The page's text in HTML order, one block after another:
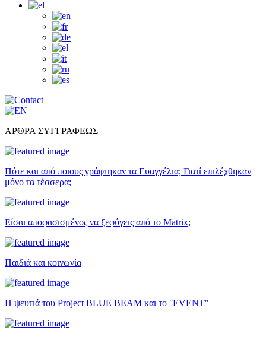
ΑΡΘΡΑ ΣΥΓΓΡΑΦΕΩΣ
Πότε και από ποιους γράφτηκαν τα Ευαγγέλια; Γιατί επιλέχθηκαν
μόνο τα τέσσερα;
Είσαι αποφασισμένος να ξεφύγεις από το Matrix;
Παιδιά και κοινωνία
Η ψευτιά του Project BLUE BEAM και το ʺEVENTʺ